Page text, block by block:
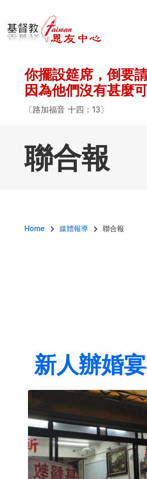
你擺設筵席，倒要
因為他們沒有甚麼
〔路加福音 十四：13〕
聯合報
導航連結
Home 媒體報導 聯合報
新人辦婚